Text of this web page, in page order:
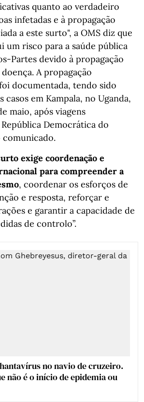
quanto ao verdadeiro
infetadas e à propagação
a este surto", a OMS diz que
um risco para a saúde pública
Partes devido à propagação
A propagação
documentada, tendo sido
em Kampala, no Uganda,
maio, após viagens
Democrática do
comunicado.
exige coordenação e
para compreender a
, coordenar os esforços de
e resposta, reforçar e
e garantir a capacidade de
de controlo”.
no navio de cruzeiro.
não é o início de epidemia ou